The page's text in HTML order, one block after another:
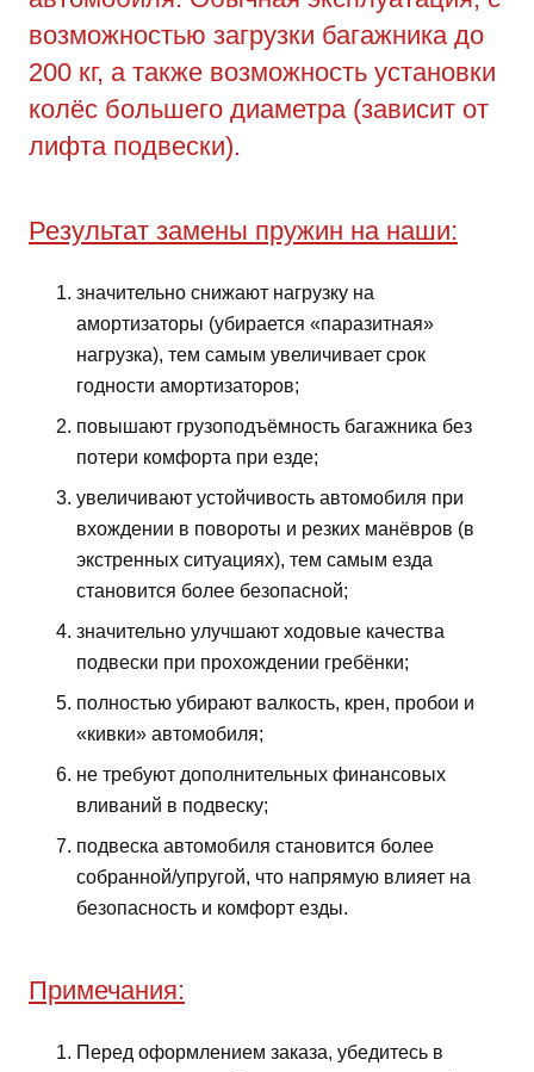
возможностью загрузки багажника до
200 кг, а также возможность установки
колёс большего диаметра (зависит от
лифта подвески).
Результат замены пружин на наши:
значительно снижают нагрузку на
амортизаторы (убирается «паразитная»
нагрузка), тем самым увеличивает срок
годности амортизаторов;
повышают грузоподъёмность багажника без
потери комфорта при езде;
увеличивают устойчивость автомобиля при
вхождении в повороты и резких манёвров (в
экстренных ситуациях), тем самым езда
становится более безопасной;
значительно улучшают ходовые качества
подвески при прохождении гребёнки;
полностью убирают валкость, крен, пробои и
«кивки» автомобиля;
не требуют дополнительных финансовых
вливаний в подвеску;
подвеска автомобиля становится более
собранной/упругой, что напрямую влияет на
безопасность и комфорт езды.
Примечания:
Перед оформлением заказа, убедитесь в